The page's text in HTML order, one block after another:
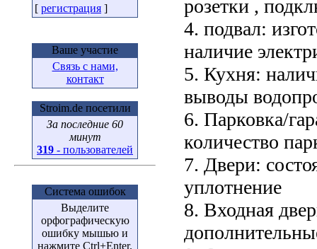
[ регистрация ]
Ваше участие
Связь с нами,
контакт
Stroim.de посетили
За последние 60
минут
319 - пользователей
Система ошибок
Выделите
орфографическую
ошибку мышью и
нажмите Ctrl+Enter.
розетки ,
4. подвал:
наличие
5. Кухня:
выводы
6. Парковка/
количество
7. Двери:
уплотнение
8. Входная